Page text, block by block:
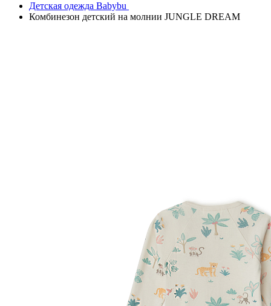
Детская одежда Babybu
Комбинезон детский на молнии JUNGLE DREAM